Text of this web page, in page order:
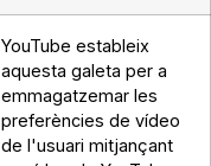
YouTube estableix
aquesta galeta per a
emmagatzemar les
preferències de vídeo
de l'usuari mitjançant